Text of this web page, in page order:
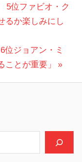
位ファビオ・ク
るか楽しみにし
ジョアン・ミ
とが重要」